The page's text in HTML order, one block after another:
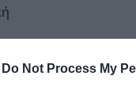
Do Not Process My